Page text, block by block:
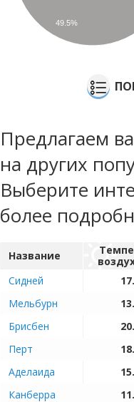
49.5%
Предлагаем
на других
Выберите
более
Название
Сидней
Мельбурн
Брисбен
Перт
Аделаида
Канберра